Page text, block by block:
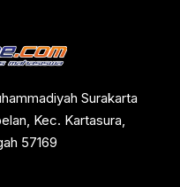
Surakarta
Kec. Kartasura,
57169